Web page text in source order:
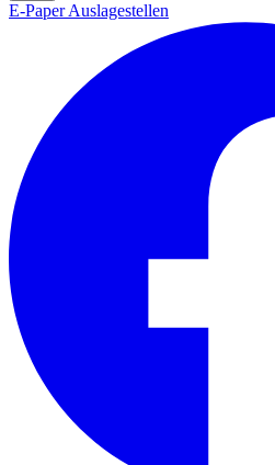
E-PaperAuslagestellen